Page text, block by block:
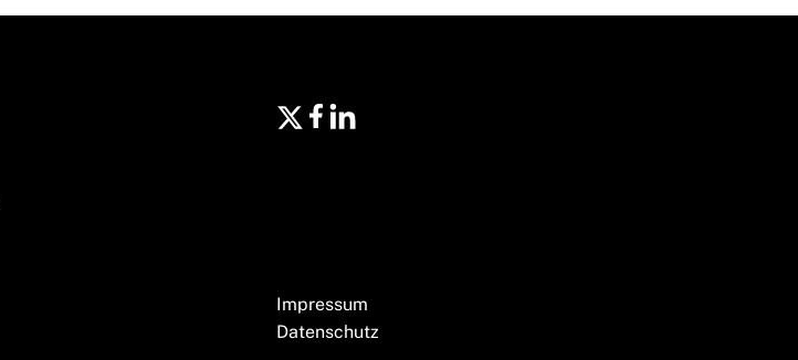
Impressum
Datenschutz